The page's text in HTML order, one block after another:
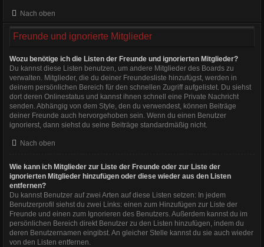
Nach oben
Freunde und ignorierte Mitglieder
Wozu benötige ich die Listen der Freunde und ignorierten Mitglieder?
Du kannst diese Listen benutzen, um andere Mitglieder des Boards zu
verwalten. Mitglieder, die du deiner Freundesliste hinzufügst, werden in
deinem persönlichen Bereich für den schnellen Zugriff aufgelistet. Du siehst
dort deren Onlinestatus und kannst ihnen schnell eine Private Nachricht
senden. Abhängig von dem Style, den du verwendest, können Beiträge
deiner Freunde auch hervorgehoben sein. Wenn du einen Benutzer
ignorierst, dann siehst du seine Beiträge standardmäßig nicht.
Nach oben
Wie kann ich Mitglieder zur Liste der Freunde oder zur Liste der
ignorierten Mitglieder hinzufügen oder diese wieder aus den Listen
entfernen?
Du kannst Benutzer auf zwei Arten auf diese Listen setzen: In jedem
Benutzerprofil siehst du zwei Links: einen zum Hinzufügen zur Liste der
Freunde und einen zum Ignorieren des Benutzers. Außerdem kannst du im
persönlichen Bereich direkt Benutzer zu den Listen hinzufügen, indem du
deren Benutzernamen eingibst. An gleicher Stelle kannst du sie auch wieder
von den Listen entfernen.